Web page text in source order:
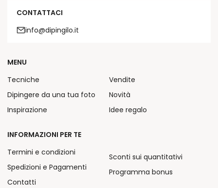
CONTATTACI
info@dipingilo.it
MENU
Tecniche
Dipingere da una tua foto
Inspirazione
Vendite
Novità
Idee regalo
INFORMAZIONI PER TE
Termini e condizioni
Spedizioni e Pagamenti
Contatti
Sconti sui quantitativi
Programma bonus